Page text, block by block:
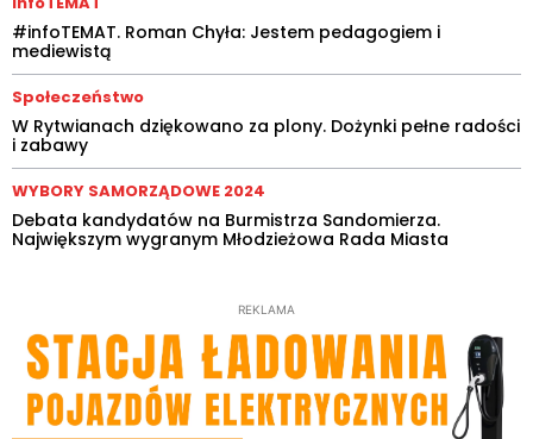
#infoTEMAT. Roman Chyła: Jestem pedagogiem i
mediewistą
Społeczeństwo
W Rytwianach dziękowano za plony. Dożynki pełne radości
i zabawy
WYBORY SAMORZĄDOWE 2024
Debata kandydatów na Burmistrza Sandomierza.
Największym wygranym Młodzieżowa Rada Miasta
REKLAMA